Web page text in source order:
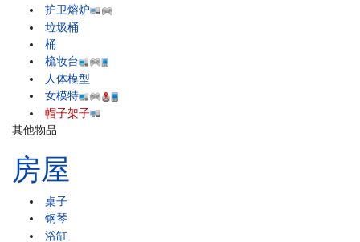
护卫熔炉
垃圾桶
桶
梳妆台
人体模型
女模特
帽子架子
其他物品
房屋
桌子
钢琴
浴缸